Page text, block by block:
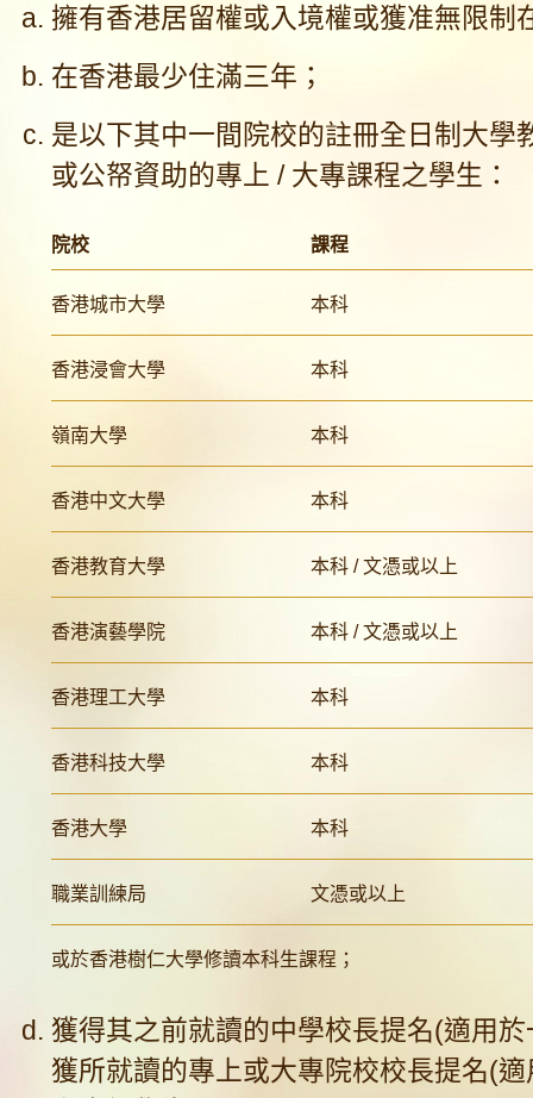
擁有香港居留權或入境權或獲准無限制
在香港最少住滿三年；
是以下其中一間院校的註冊全日制大學
或公帑資助的專上 / 大專課程之學生：
院校 課程
香港城市大學 本科
香港浸會大學 本科
嶺南大學 本科
香港中文大學 本科
香港教育大學 本科 / 文憑或以上
香港演藝學院 本科 / 文憑或以上
香港理工大學 本科
香港科技大學 本科
香港大學 本科
職業訓練局 文憑或以上
或於香港樹仁大學修讀本科生課程；
獲得其之前就讀的中學校長提名(適用
獲所就讀的專上或大專院校校長提名(